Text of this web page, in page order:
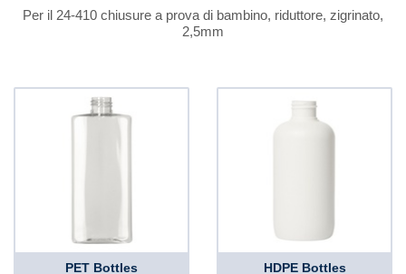
Per il 24-410 chiusure a prova di bambino, riduttore, zigrinato,
2,5mm
PET Bottles HDPE Bottles